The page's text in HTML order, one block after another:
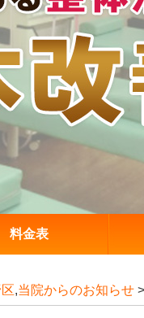
料金表
,当院からのお知らせ